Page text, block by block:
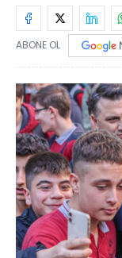
ABONE OL